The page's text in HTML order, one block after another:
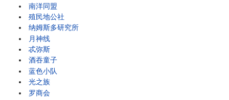
南洋同盟
殖民地公社
纳姆斯多研究所
月神线
忒弥斯
酒吞童子
蓝色小队
光之族
罗商会